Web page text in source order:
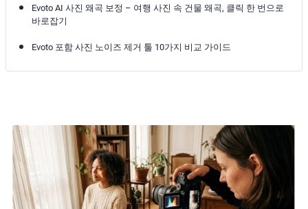
Evoto AI 사진 왜곡 보정 – 여행 사진 속 건물 왜곡, 클릭 한 번으로
바로잡기
Evoto 포함 사진 노이즈 제거 툴 10가지 비교 가이드